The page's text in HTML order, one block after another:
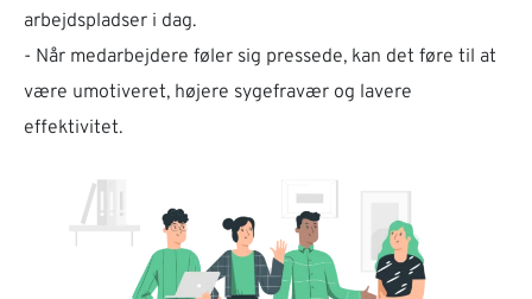
arbejdspladser i dag.
- Når medarbejdere føler sig pressede, kan det føre til at
være umotiveret, højere sygefravær og lavere
effektivitet.